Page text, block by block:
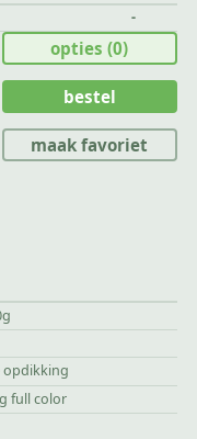
-
opdikking
full color
opties(0)
bestel
maak favoriet